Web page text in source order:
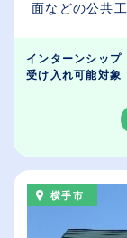
面などの公共
インターンシップ
受け入れ可能対象
横手市